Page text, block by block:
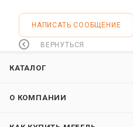
НАПИСАТЬ СООБЩЕНИЕ
ВЕРНУТЬСЯ
КАТАЛОГ
О КОМПАНИИ